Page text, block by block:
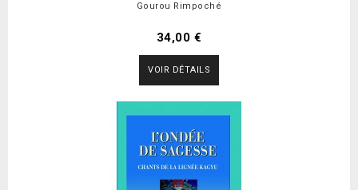
Gourou Rimpoché
34,00 €
VOIR DÉTAILS